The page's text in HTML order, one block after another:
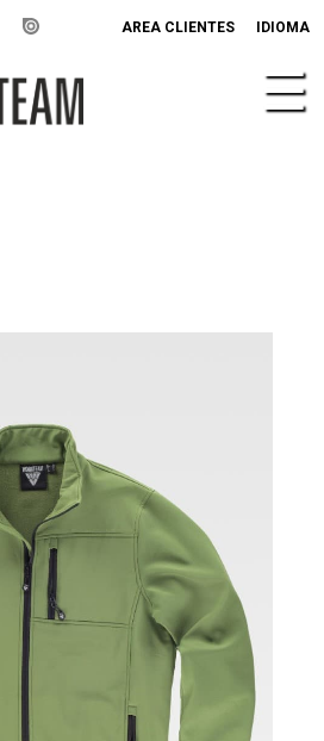
AREA CLIENTES IDIOMA